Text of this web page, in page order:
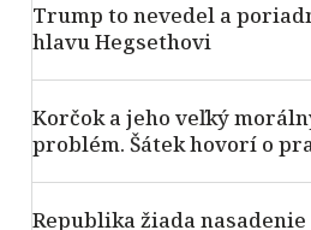
Trump to nevedel a
hlavu Hegsethovi
Korčok a jeho veľký
problém. Šátek hovorí o
Republika žiada